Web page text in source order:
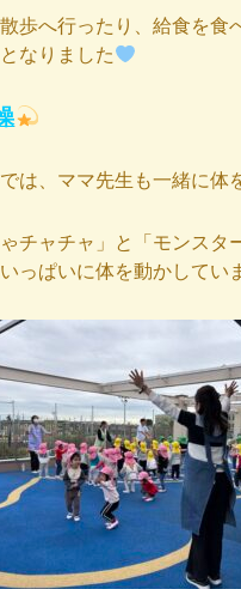
歩へ行ったり、給食を食
なりました
は、ママ先生も一緒に体
ゃチャチャ」と「モンス
っぱいに体を動かしてい